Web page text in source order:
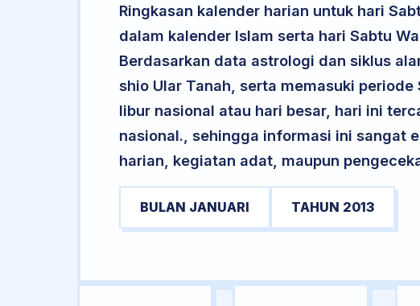
Ringkasan kalender harian untuk hari
dalam kalender Islam serta hari Sabtu
Berdasarkan data astrologi dan siklus
shio Ular Tanah, serta memasuki
libur nasional atau hari besar, hari ini
nasional., sehingga informasi ini sangat
harian, kegiatan adat, maupun
BULAN JANUARI TAHUN 2013